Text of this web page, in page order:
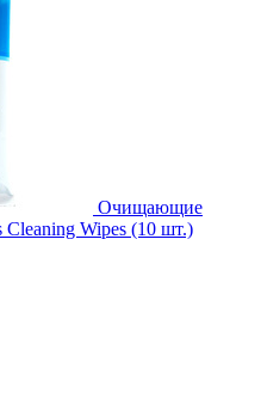
Очищающие
Cleaning Wipes (10 шт.)